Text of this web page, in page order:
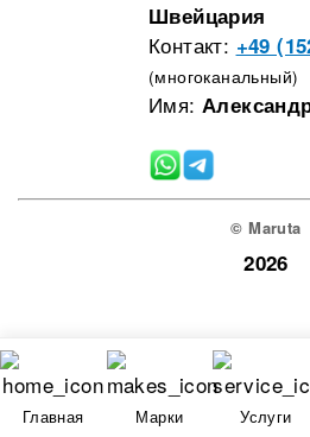
Швейцария
Контакт: +49
(многоканальный)
Имя:
© Maruta
2026
Главная Марки Услуги